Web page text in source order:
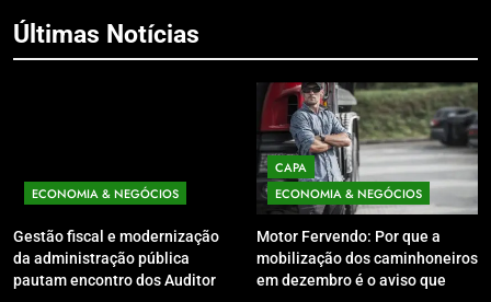
Últimas Notícias
ECONOMIA & NEGÓCIOS
Gestão fiscal e modernização
da administração pública
pautam encontro dos Auditores
CAPA
ECONOMIA & NEGÓCIOS
Motor Fervendo: Por que a
mobilização dos caminhoneiros
em dezembro é o aviso que